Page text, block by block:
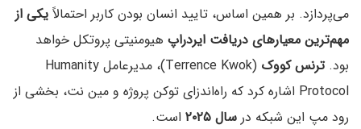
می‌پردازد. بر همین اساس، تایید انسان بودن کاربر احتمالاً یکی از
مهم‌ترین معیارهای دریافت ایردراپ هیومنیتی پروتکل خواهد
بود.ترنس کووک
(Terrence Kwok)، مدیرعامل Humanity
Protocol اشاره کرد که راه‌اندزای توکن پروژه و مین نت، بخشی از
رود مپ این شبکه در سال ۲۰۲۵
است.